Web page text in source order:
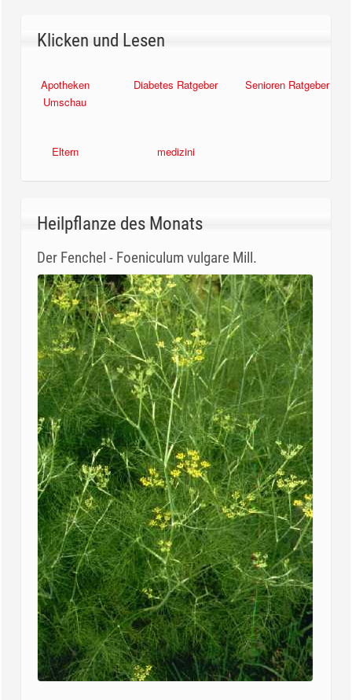
Klicken und Lesen
Apotheken
Umschau
Diabetes Ratgeber Senioren Ratgeber
Eltern medizini
Heilpflanze des Monats
Der Fenchel - Foeniculum vulgare Mill.